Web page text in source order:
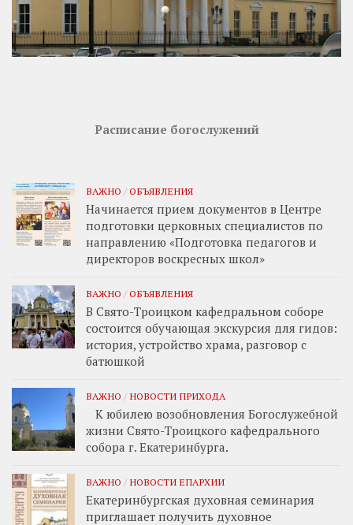
Расписание богослужений
ВАЖНО / ОБЪЯВЛЕНИЯ
Начинается прием документов в Центре
подготовки церковных специалистов по
направлению «Подготовка педагогов и
директоров воскресных школ»
ВАЖНО / ОБЪЯВЛЕНИЯ
В Свято-Троицком кафедральном соборе
состоится обучающая экскурсия для гидов:
история, устройство храма, разговор с
батюшкой
ВАЖНО / НОВОСТИ ПРИХОДА
К юбилею возобновления Богослужебной
жизни Свято-Троицкого кафедрального
собора г. Екатеринбурга.
ВАЖНО / НОВОСТИ ЕПАРХИИ
Екатеринбургская духовная семинария
приглашает получить духовное